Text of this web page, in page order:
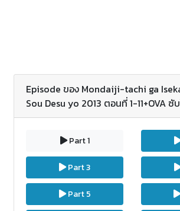
Episode ของ Mondaiji-tachi ga
Sou Desu yo 2013 ตอนที่ 1-11+OVA ซั
Part 1
Part 3
Part 5